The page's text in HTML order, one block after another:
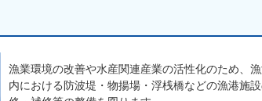
漁業環境の改善や水産関連産業の活性化のため、
内における防波堤・物揚場・浮桟橋などの漁港施